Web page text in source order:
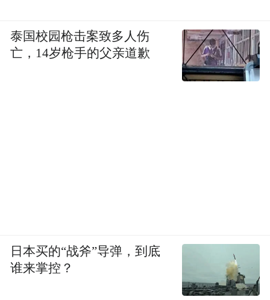
泰国校园枪击案致多人伤
亡，14岁枪手的父亲道歉
日本买的“战斧”导弹，到底
谁来掌控？